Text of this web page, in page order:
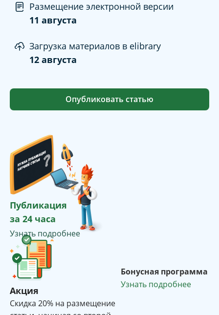
Размещение электронной версии
11 августа
Загрузка материалов в elibrary
12 августа
Опубликовать статью
Публикация
за 24 часа
Узнать подробнее
Акция
Cкидка 20% на размещение
Бонусная программа
Узнать подробнее